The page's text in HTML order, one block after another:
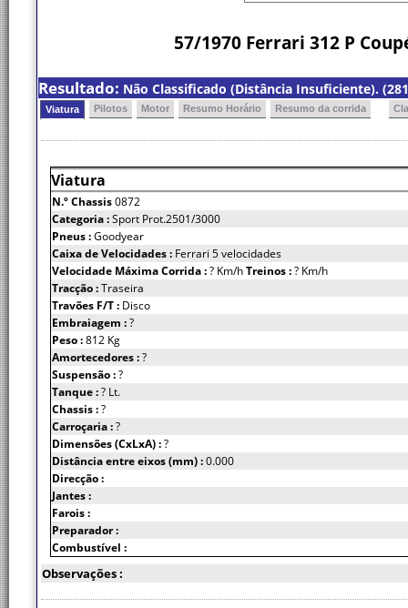
57/1970 Ferrari 312 P
Resultado: Não Classificado (Distância Insuficiente).
Viatura Pilotos Motor Resumo Horário Resumo da corrida
Viatura
N.º Chassis0872
Categoria :Sport Prot.2501/3000
Pneus :Goodyear
Caixa de Velocidades : Ferrari 5 velocidades
Velocidade Máxima Corrida :? Km/hTreinos :? Km/h
Tracção :Traseira
Travões F/T : Disco
Embraiagem :?
Peso :812 Kg
Amortecedores :?
Suspensão :?
Tanque :? Lt.
Chassis :?
Carroçaria :?
Dimensões (CxLxA) :?
Distância entre eixos (mm) :0.000
Direcção :
Jantes :
Farois :
Preparador :
Combustível :
Observações :